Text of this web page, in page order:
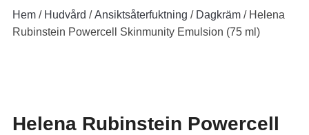
Hem/ Hudvård /Ansiktsåterfuktning / Dagkräm/ Helena
Rubinstein Powercell Skinmunity Emulsion (75 ml)
Helena Rubinstein Powercell